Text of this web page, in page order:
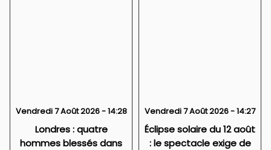
Vendredi 7 Août 2026 - 14:28
Londres : quatre
hommes blessés dans
Vendredi 7 Août 2026 - 14:27
Éclipse solaire du 12 août
: le spectacle exige de